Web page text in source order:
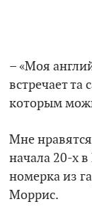
– «Моя
встречает
которым
Мне
начала 20-х
номерка из
Моррис.